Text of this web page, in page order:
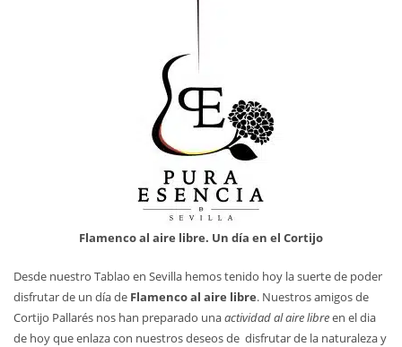
Flamenco al aire libre. Un día en el Cortijo
Desde nuestro Tablao en Sevilla hemos tenido hoy la suerte de poder
disfrutar de un día de Flamenco al aire libre. Nuestros amigos de
Cortijo Pallarés nos han preparado unaactividad al aire libreen el dia
de hoy que enlaza con nuestros deseos de disfrutar de la naturaleza y